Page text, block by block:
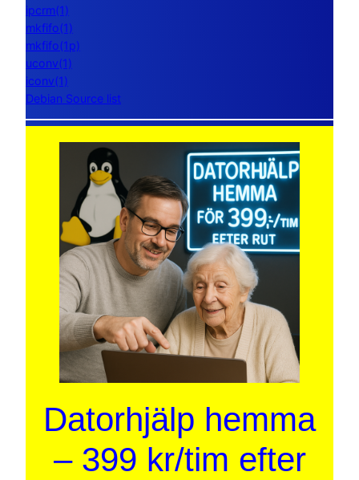
ipcrm(1)
mkfifo(1)
mkfifo(1p)
uconv(1)
iconv(1)
Debian Source list
Datorhjälp hemma
– 399 kr/tim efter